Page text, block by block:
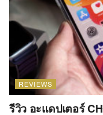
REVIEWS
รีวิว อะแดปเตอร์